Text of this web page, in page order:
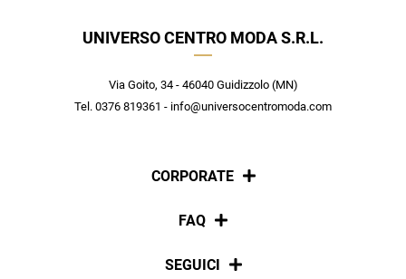
UNIVERSO CENTRO MODA S.R.L.
Via Goito, 34 - 46040 Guidizzolo (MN)
Tel. 0376 819361 - info@universocentromoda.com
CORPORATE
Chi siamo
FAQ
Pagamenti
SEGUICI
Ricevi subito il tuo promocode con lo sconto del 20% su tutti i
nuovi arrivi utilizzabile anche in negozio!
scopri in anteprima le offerte in esclusiva a te riservate.